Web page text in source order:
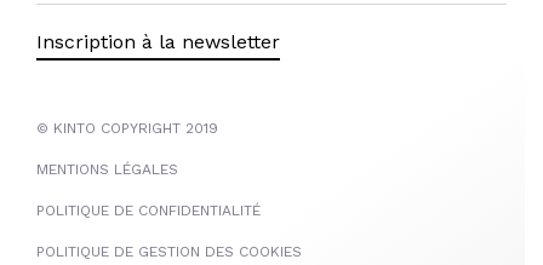
Inscription à la newsletter
© KINTO COPYRIGHT 2019
MENTIONS LÉGALES
POLITIQUE DE CONFIDENTIALITÉ
POLITIQUE DE GESTION DES COOKIES